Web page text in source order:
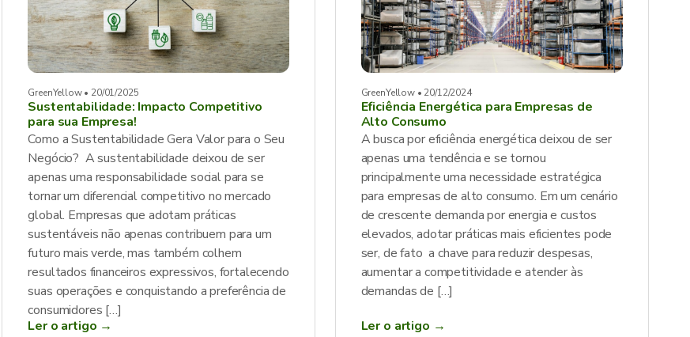
GreenYellow • 20/01/2025
Sustentabilidade: Impacto Competitivo
para sua Empresa!
Como a Sustentabilidade Gera Valor para o Seu
Negócio? A sustentabilidade deixou de ser
apenas uma responsabilidade social para se
tornar um diferencial competitivo no mercado
global. Empresas que adotam práticas
sustentáveis não apenas contribuem para um
futuro mais verde, mas também colhem
resultados financeiros expressivos, fortalecendo
suas operações e conquistando a preferência de
consumidores […]
Ler o artigo →
GreenYellow • 20/12/2024
Eficiência Energética para Empresas de
Alto Consumo
A busca por eficiência energética deixou de ser
apenas uma tendência e se tornou
principalmente uma necessidade estratégica
para empresas de alto consumo. Em um cenário
de crescente demanda por energia e custos
elevados, adotar práticas mais eficientes pode
ser, de fato a chave para reduzir despesas,
aumentar a competitividade e atender às
demandas de […]
Ler o artigo →